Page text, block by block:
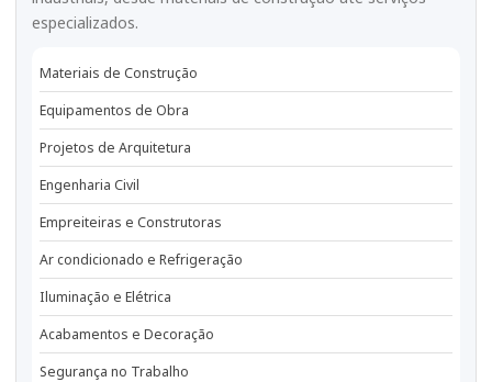
especializados.
Materiais de Construção
Equipamentos de Obra
Projetos de Arquitetura
Engenharia Civil
Empreiteiras e Construtoras
Ar condicionado e Refrigeração
Iluminação e Elétrica
Acabamentos e Decoração
Segurança no Trabalho